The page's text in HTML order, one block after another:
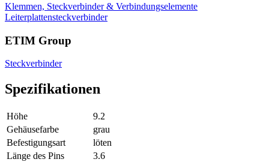
Klemmen, Steckverbinder & Verbindungselemente
Leiterplattensteckverbinder
ETIM Group
Steckverbinder
Spezifikationen
Höhe
9.2
Gehäusefarbe
grau
Befestigungsart
löten
Länge des Pins
3.6